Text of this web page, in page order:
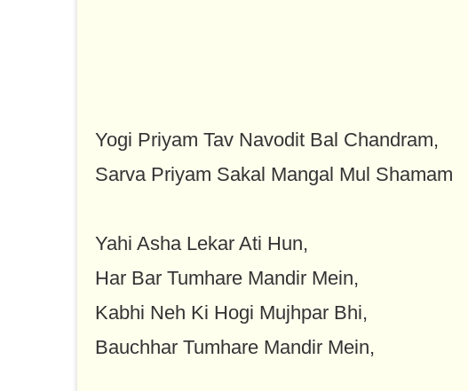
Yogi Priyam Tav Navodit Bal Chandram,
Sarva Priyam Sakal Mangal Mul Shamam
Yahi Asha Lekar Ati Hun,
Har Bar Tumhare Mandir Mein,
Kabhi Neh Ki Hogi Mujhpar Bhi,
Bauchhar Tumhare Mandir Mein,